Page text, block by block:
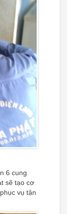
6 cung
sẽ tạo cơ
vụ tận
lý nhanh